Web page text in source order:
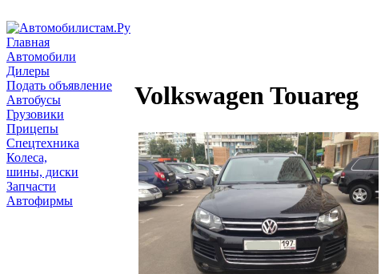
Главная
Автомобили
Дилеры
Подать объявление
Автобусы
Грузовики
Прицепы
Спецтехника
Колеса,
шины, диски
Запчасти
Автофирмы
Volkswagen Touareg